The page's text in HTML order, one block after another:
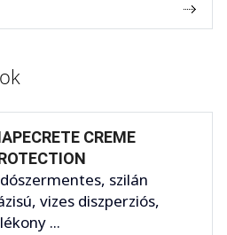
CREME
szilán
vizes diszperziós,
...